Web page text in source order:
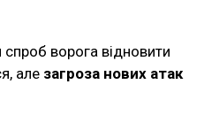
ворога відновити
але загроза нових атак